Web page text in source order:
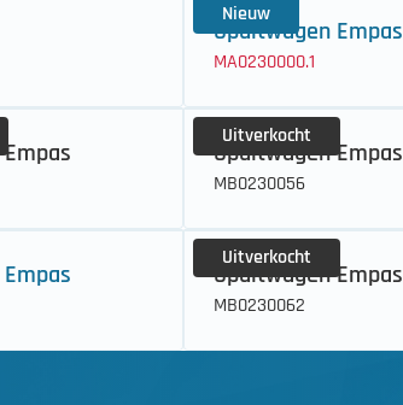
Nieuw
Spuitwagen Empas
MA0230000.1
Uitverkocht
Spuitwagen Empas
MB0230056
Uitverkocht
Spuitwagen Empas
MB0230062